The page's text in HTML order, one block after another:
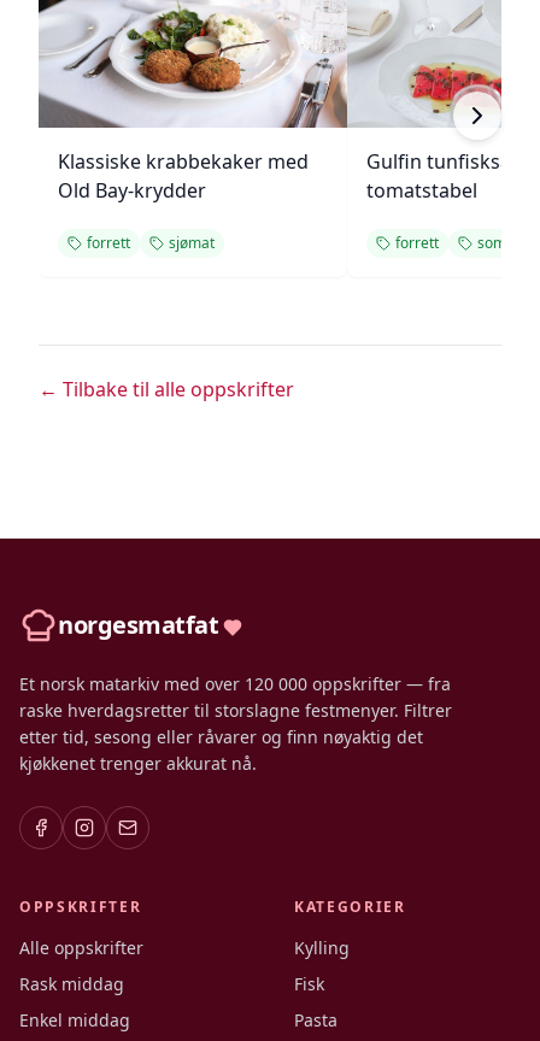
Klassiske krabbekaker med
Old Bay-krydder
forrett sjømat
Gulfin tunfisksalat
tomatstabel
forrett sommer
← Tilbake til alle oppskrifter
norgesmatfat
Et norsk matarkiv med over 120 000 oppskrifter — fra
raske hverdagsretter til storslagne festmenyer. Filtrer
etter tid, sesong eller råvarer og finn nøyaktig det
kjøkkenet trenger akkurat nå.
OPPSKRIFTER
Alle oppskrifter
Rask middag
Enkel middag
KATEGORIER
Kylling
Fisk
Pasta